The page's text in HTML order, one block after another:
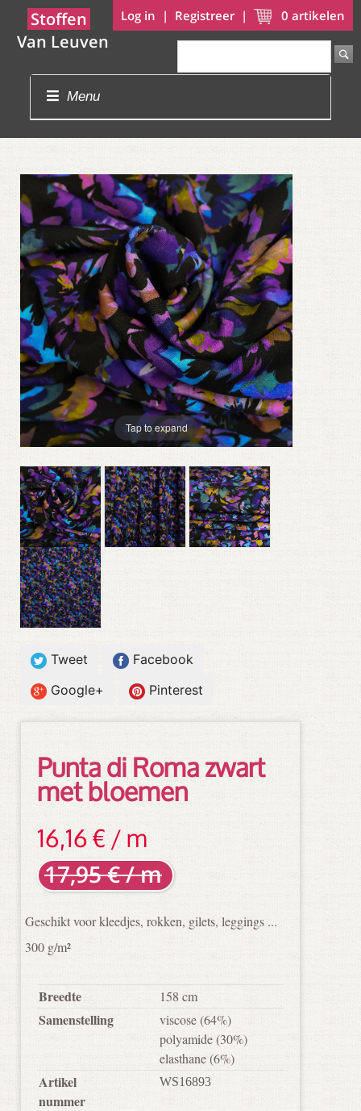
Log in | Registreer | 0 artikelen
Stoffen
Van Leuven
Menu
Tap to expand
Tweet
Facebook
Google+
Pinterest
Punta di Roma zwart
met bloemen
16,16 € / m
17,95 € / m
Geschikt voor kleedjes, rokken, gilets, leggings ...
300 g/m²
Breedte 158 cm
Samenstelling viscose(64%)
polyamide(30%)
elasthane(6%)
Artikel
nummer
WS16893